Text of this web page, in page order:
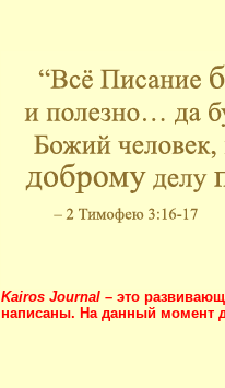
Kairos Journal – это
написаны. На данный момент